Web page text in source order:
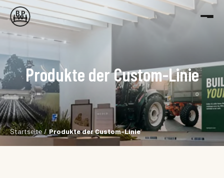
Produkte der Custom-Linie
Startseite Produkte der Custom-Linie